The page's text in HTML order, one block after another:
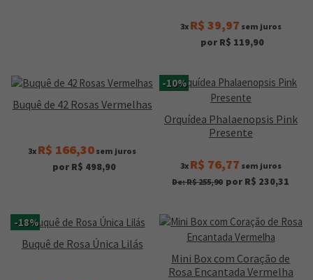
3x R$ 39,97 sem juros
por R$ 119,90
Buquê de 42 Rosas Vermelhas
3x R$ 166,30 sem juros
por R$ 498,90
-10%
Orquídea Phalaenopsis Pink
Presente
3x R$ 76,77 sem juros
De: R$ 255,90 por R$ 230,31
-18%
Buquê de Rosa Única Lilás
Mini Box com Coração de
Rosa Encantada Vermelha